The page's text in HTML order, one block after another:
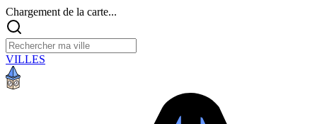
Chargement de la carte...
VILLES